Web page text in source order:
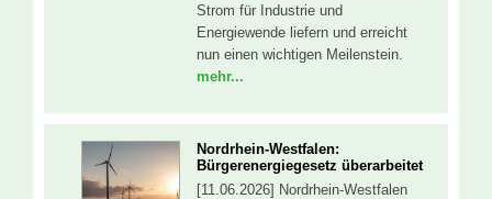
Strom für Industrie und
Energiewende liefern und erreicht
nun einen wichtigen Meilenstein.
mehr...
Nordrhein-Westfalen:
Bürgerenergiegesetz überarbeitet
[11.06.2026] Nordrhein-Westfalen